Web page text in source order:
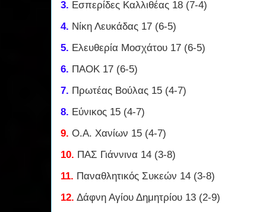
3. Εσπερίδες Καλλιθέας 18 (7-4)
4. Νίκη Λευκάδας 17 (6-5)
5. Ελευθερία Μοσχάτου 17 (6-5)
6. ΠΑΟΚ 17 (6-5)
7. Πρωτέας Βούλας 15 (4-7)
8. Εύνικος 15 (4-7)
9. Ο.Α. Χανίων 15 (4-7)
10. ΠΑΣ Γιάννινα 14 (3-8)
11. Παναθλητικός Συκεών 14 (3-8)
12. Δάφνη Αγίου Δημητρίου 13 (2-9)